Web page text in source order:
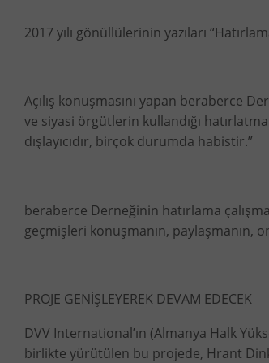
2017 yılı gönüllülerinin yazıları
Açılış konuşmasını yapan beraberce
ve siyasi örgütlerin kullandığı
dışlayıcıdır, birçok durumda habistir.”
beraberce Derneğinin hatırlama
geçmişleri konuşmanın,
PROJE GENİŞLEYEREK DEVAM EDECEK
DVV International’ın (Almanya Halk
birlikte yürütülen bu projede, Hrant Dink